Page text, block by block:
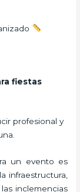
fiestas
profesional y
un evento es
infraestructura,
inclemencias